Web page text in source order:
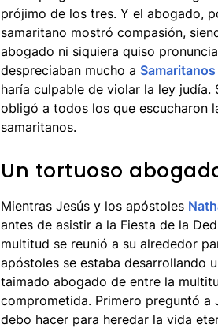
prójimo de los tres. Y el abogado,
samaritano mostró compasión,
abogado ni siquiera quiso
despreciaban mucho a Samaritanos
haría culpable de violar la ley
obligó a todos los que escucharon
samaritanos.
Un tortuoso
Mientras Jesús y los apóstoles
antes de asistir a la Fiesta de la
multitud se reunió a su alrededor
apóstoles se estaba desarrollando
taimado abogado de entre la
comprometida. Primero preguntó a
debo hacer para heredar la vida